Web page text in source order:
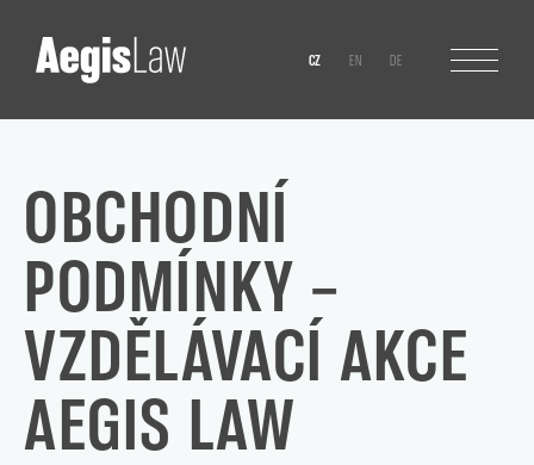
CZ EN DE
OBCHODNÍ
PODMÍNKY –
VZDĚLÁVACÍ AKCE
AEGIS LAW